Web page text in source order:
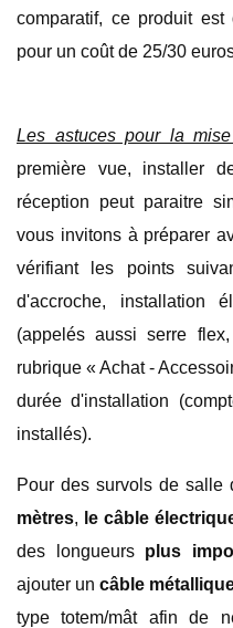
comparatif, ce produit
pour un coût de 25/30
Les astuces pour la
première vue, installer
réception peut paraitre
vous invitons à préparer
vérifiant les points
d'accroche, installation
(appelés aussi serre
rubrique « Achat -
durée d'installation
installés).
Pour des survols de salle
mètres, le câble
des longueurs plus
ajouter un câble
type totem/mât afin de